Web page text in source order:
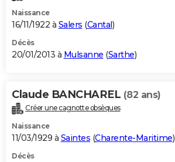
Naissance
16/11/1922 à Salers (Cantal )
Décès
20/01/2013 à Mulsanne (Sarthe)
Claude BANCHAREL (82 ans)
Créer une cagnotte obsèques
Naissance
11/03/1929 à Saintes (Charente-Maritime)
Décès